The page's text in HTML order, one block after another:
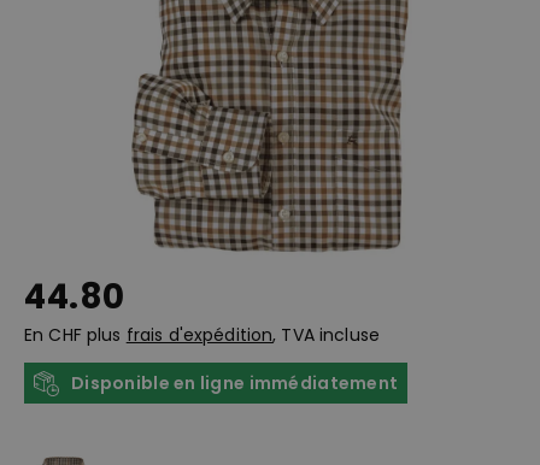
44.80
En CHF plus frais d'expédition, TVA incluse
Disponible en ligne immédiatement